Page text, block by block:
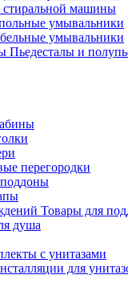
стиральной машины
умывальники
умывальники
Пьедесталы и
перегородки
Товары для
душа
с унитазами
для